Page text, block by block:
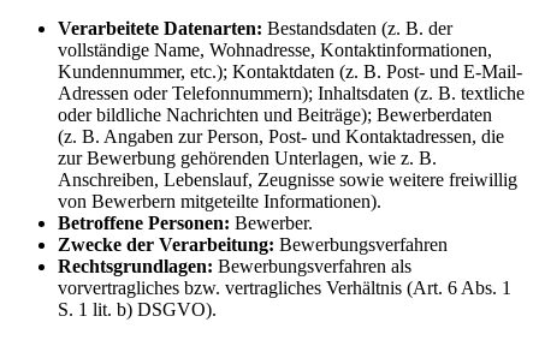
Verarbeitete Datenarten: Bestandsdaten (z. B. der
vollständige Name, Wohnadresse, Kontaktinformationen,
Kundennummer, etc.); Kontaktdaten (z. B. Post- und E-Mail-
Adressen oder Telefonnummern); Inhaltsdaten (z. B. textliche
oder bildliche Nachrichten und Beiträge); Bewerberdaten
(z. B. Angaben zur Person, Post- und Kontaktadressen, die
zur Bewerbung gehörenden Unterlagen, wie z. B.
Anschreiben, Lebenslauf, Zeugnisse sowie weitere freiwillig
von Bewerbern mitgeteilte Informationen).
Betroffene Personen: Bewerber.
Zwecke der Verarbeitung: Bewerbungsverfahren
Rechtsgrundlagen: Bewerbungsverfahren als
vorvertragliches bzw. vertragliches Verhältnis (Art. 6 Abs. 1
S. 1 lit. b) DSGVO).